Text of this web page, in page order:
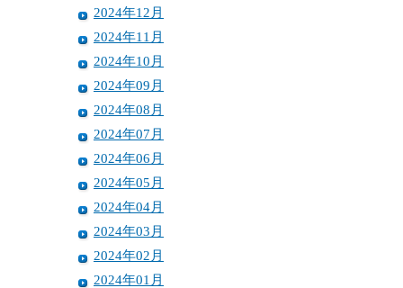
2024年12月
2024年11月
2024年10月
2024年09月
2024年08月
2024年07月
2024年06月
2024年05月
2024年04月
2024年03月
2024年02月
2024年01月